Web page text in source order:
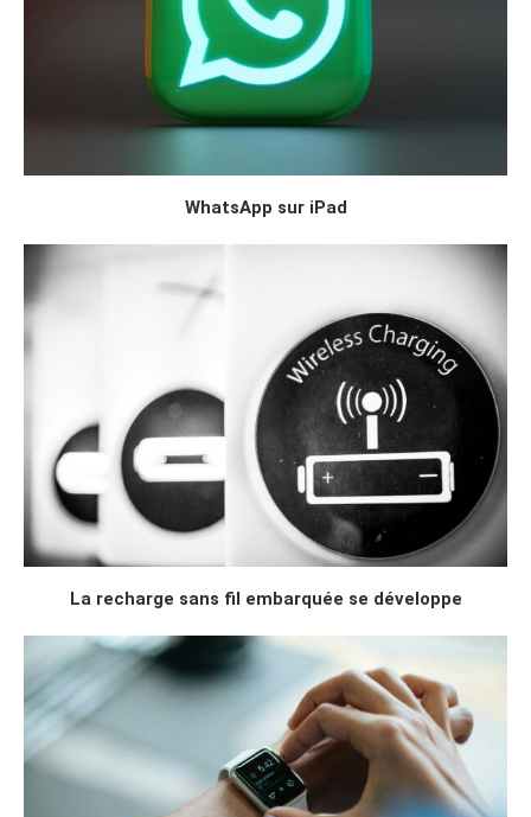
WhatsApp sur iPad
La recharge sans fil embarquée se développe